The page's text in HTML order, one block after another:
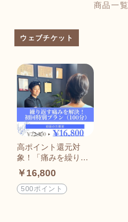
商品一覧
ウェブチケット
高ポイント還元対
象！「痛みを繰り返
さない本質改善コー
ス／100分」16,800
円（税込） 大田区池
￥16,800
500ポイント